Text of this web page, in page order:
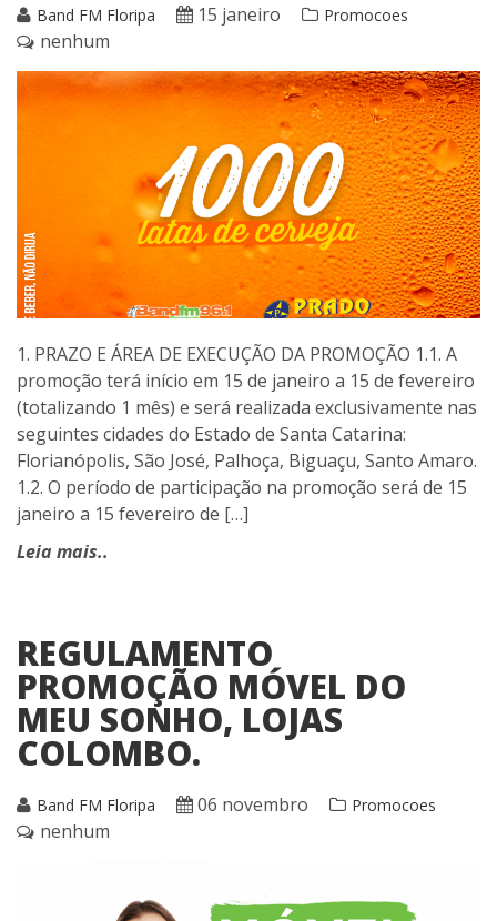
Band FM Floripa 15 janeiro Promocoes
nenhum
1. PRAZO E ÁREA DE EXECUÇÃO DA PROMOÇÃO 1.1. A
promoção terá início em 15 de janeiro a 15 de fevereiro
(totalizando 1 mês) e será realizada exclusivamente nas
seguintes cidades do Estado de Santa Catarina:
Florianópolis, São José, Palhoça, Biguaçu, Santo Amaro.
1.2. O período de participação na promoção será de 15
janeiro a 15 fevereiro de […]
Leia mais..
REGULAMENTO
PROMOÇÃO MÓVEL DO
MEU SONHO, LOJAS
COLOMBO.
Band FM Floripa 06 novembro Promocoes
nenhum